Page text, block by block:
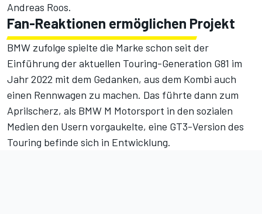
Andreas Roos.
Fan-Reaktionen ermöglichen Projekt
BMW zufolge spielte die Marke schon seit der
Einführung der aktuellen Touring-Generation G81 im
Jahr 2022 mit dem Gedanken, aus dem Kombi auch
einen Rennwagen zu machen. Das führte dann zum
Aprilscherz, als BMW M Motorsport in den sozialen
Medien den Usern vorgaukelte, eine GT3-Version des
Touring befinde sich in Entwicklung.